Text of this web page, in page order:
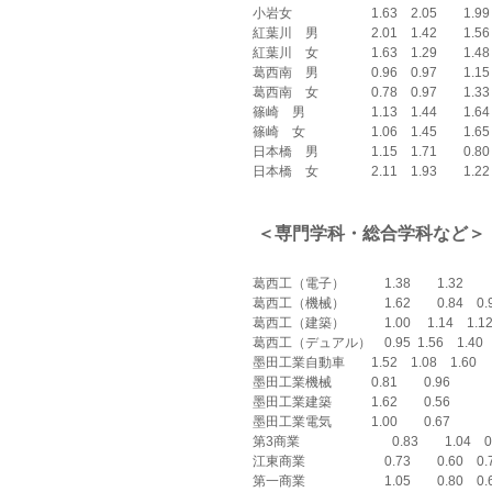
小岩女　　　　　　1.63　2.05　　1.99
紅葉川　男　　　　2.01　1.42　　1.56
紅葉川　女　　　　1.63　1.29　　1.48
葛西南　男　　　　0.96　0.97　　1.15
葛西南　女　　　　0.78　0.97　　1.33
篠崎　男　　　　　1.13　1.44　　
篠崎　女　　　　　1.06　1.45　　1.65
日本橋　男　　　　1.15　1.71　　0.80
日本橋　女　　　　2.11　1.93　　1.22
＜専門学科・総合学科など＞
葛西工（電子）　　　1.38　　1.32
葛西工（機械）　　　1.62　　0.84
葛西工（建築）　　　1.00 　1.14    1.12
葛西工（デュアル）　0.95  1.56    1.40
墨田工業自動車　　1.52　1.08    1.60
墨田工業機械　　　0.81　　0.96
墨田工業建築　　　1.62　　0.56
墨田工業電気　　　1.00　　0.67
第3商業　　　　　　　0.83　　1.04
江東商業　　　　　　0.73　　0.60
第一商業　　　　　　1.05　　0.80